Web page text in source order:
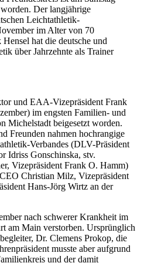
Der langjährige
Leichtathletik-
im Alter von 70
hat die deutsche und
über Jahrzehnte als Trainer
und EAA-Vizepräsident Frank
im engsten Familien- und
Michelstadt beigesetzt worden.
Freunden nahmen hochrangige
Verbandes (DLV-Präsident
Idriss Gonschinska, stv.
Vizepräsident Frank O. Hamm)
Christian Milz, Vizepräsident
Hans-Jörg Wirtz an der
nach schwerer Krankheit im
am Main verstorben. Ursprünglich
Dr. Clemens Prokop, die
musste aber aufgrund
und der damit